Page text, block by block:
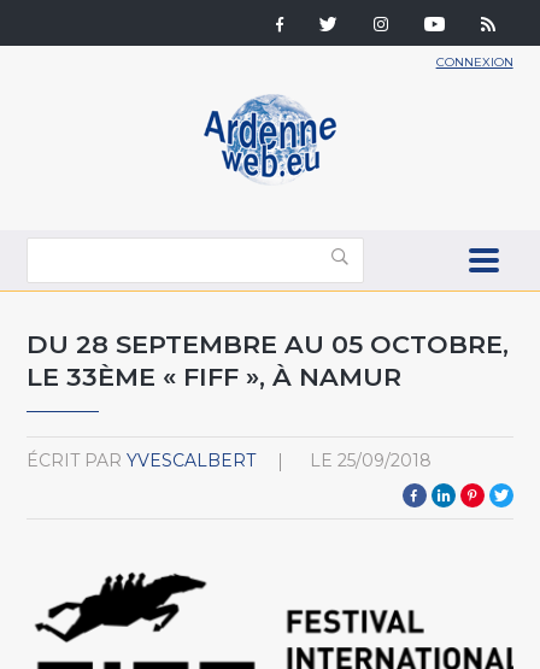
CONNEXION
DU 28 SEPTEMBRE AU 05 OCTOBRE,
LE 33ÈME « FIFF », À NAMUR
ÉCRIT PAR YVESCALBERT LE 25/09/2018